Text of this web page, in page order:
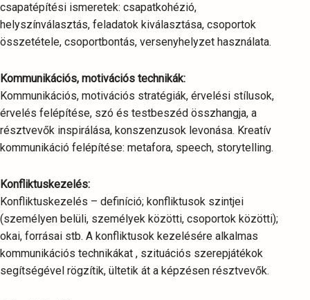
csapatépítési ismeretek: csapatkohézió,
helyszínválasztás, feladatok kiválasztása, csoportok
összetétele, csoportbontás, versenyhelyzet használata.
Kommunikációs, motivációs technikák:
Kommunikációs, motivációs stratégiák, érvelési stílusok,
érvelés felépítése, szó és testbeszéd összhangja, a
résztvevők inspirálása, konszenzusok levonása. Kreatív
kommunikáció felépítése: metafora, speech, storytelling.
Konfliktuskezelés:
Konfliktuskezelés – definíció; konfliktusok szintjei
(személyen belüli, személyek közötti, csoportok közötti);
okai, forrásai stb. A konfliktusok kezelésére alkalmas
kommunikációs technikákat , szituációs szerepjátékok
segítségével rögzítik, ültetik át a képzésen résztvevők.